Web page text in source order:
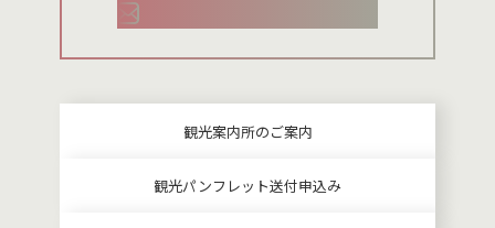
観光案内所のご案内
観光パンフレット送付申込み